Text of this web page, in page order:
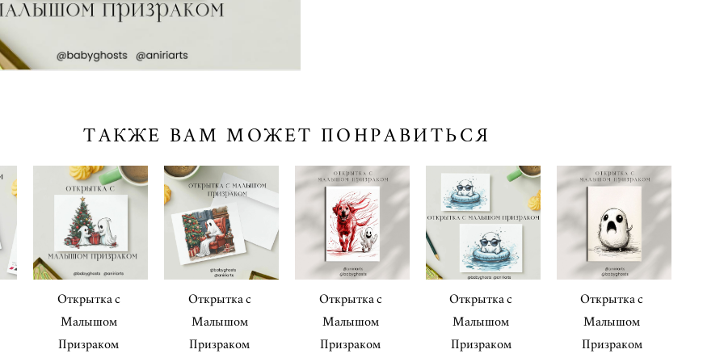
ТАКЖЕ ВАМ МОЖЕТ ПОНРАВИТЬСЯ
Открытка с
Малышом
Призраком
Открытка с
Малышом
Призраком
Открытка с
Малышом
Призраком
Открытка с
Малышом
Призраком
Открытка с
Малышом
Призраком